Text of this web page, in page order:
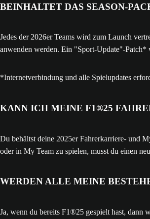
BEINHALTET DAS SEASON-
Jedes der 2026er Teams wird zum Launch
anwenden werden. Ein "Sport-Update"-Patch*
*Internetverbindung und alle Spielupdates
KANN ICH MEINE F1®25
Du behältst deine 2025er Fahrerkarriere- und
oder in My Team zu spielen, musst du einen
WERDEN ALLE MEINE
Ja, wenn du bereits F1®25 gespielt hast, dann